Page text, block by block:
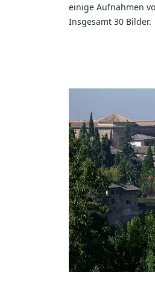
einige Aufnahmen
Insgesamt 30 Bilder.